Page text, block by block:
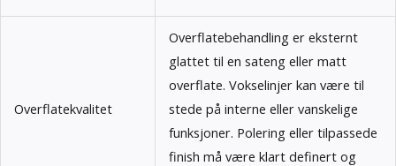
Overflatekvalitet
Overflatebehandling er eksternt
glattet til en sateng eller matt
overflate. Vokselinjer kan være til
stede på interne eller vanskelige
funksjoner. Polering eller tilpassede
finish må være klart definert og